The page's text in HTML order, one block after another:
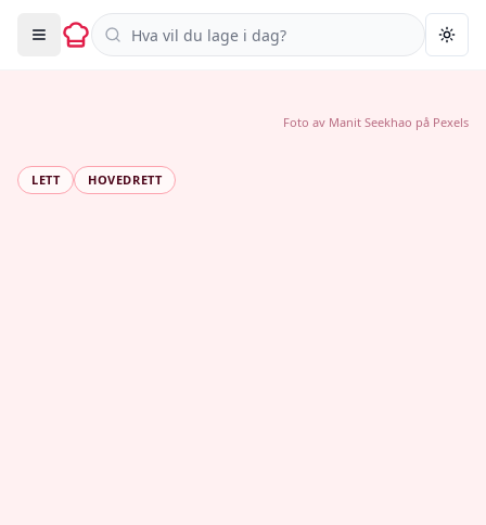
Søk i oppskrifter
LETT HOVEDRETT
Foto av Manit Seekhao på Pexels